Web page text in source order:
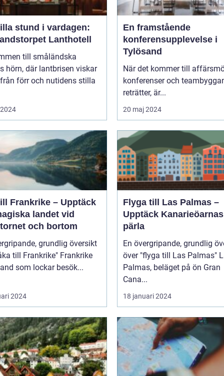
stund i vardagen:
Lanthotell
till småländska
hörn, där lantbrisen viskar
förr och nutidens stilla
En framstående
konferensupplevelse i
Tylösand
När det kommer till
konferenser och
reträtter, är...
20 maj 2024
Frankrike – Upptäck
landet vid
och bortom
grundlig översikt
till Frankrike" Frankrike
som lockar besök...
2024
Flyga till Las Palmas –
Upptäck Kanarieöarnas
pärla
En övergripande, grundlig
över "flyga till Las Palmas" Las
Palmas, beläget på ön Gran
Cana...
18 januari 2024